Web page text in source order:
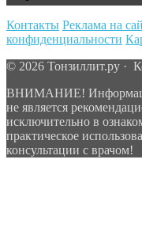
Контакты Реклама на
конфиденциальности
© 2026 Тонзиллит.ру ·
ВНИМАНИЕ!
не является
исключительно в
практическое
консультации с врачом!